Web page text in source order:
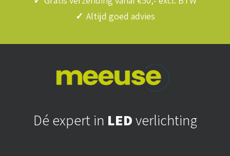
✓ Altijd goed advies
Dé expert in LEDverlichting